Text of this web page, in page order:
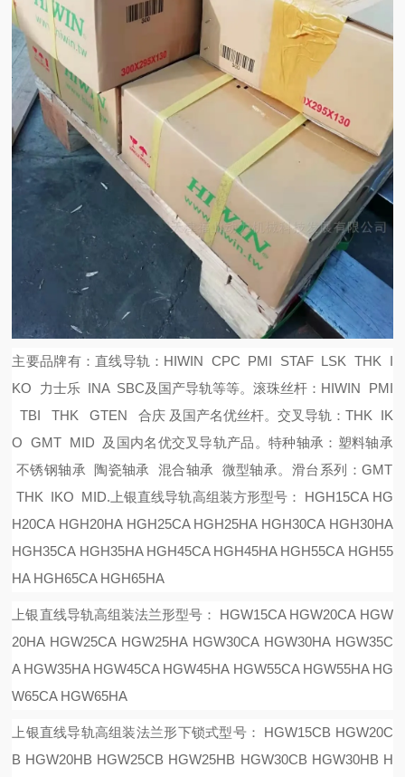
主要品牌有：直线导轨： HIWIN CPC PMI STAF LSK THK I
KO 力士乐 INA SBC及国产导轨等等。滚珠丝杆： HIWIN PMI
TBI THK GTEN 合庆 及国产名优丝杆。交叉导轨：THK IK
O GMT MID 及国内名优交叉导轨产品。特种轴承：塑料轴承
不锈钢轴承 陶瓷轴承 混合轴承 微型轴承。 滑台系列：GMT
THK IKO MID. 上银直线导轨高组装方形型号：
HGH15CA HG
H20CA HGH20HA HGH25CA HGH25HA HGH30CA HGH30HA
HGH35CA HGH35HA HGH45CA HGH45HA HGH55CA HGH55
HA HGH65CA HGH65HA
上银直线导轨高组装法兰形型号：
HGW15CA HGW20CA HGW
20HA HGW25CA HGW25HA HGW30CA HGW30HA HGW35C
A HGW35HA HGW45CA HGW45HA HGW55CA HGW55HA HG
W65CA HGW65HA
上银直线导轨高组装法兰形下锁式型号：
HGW15CB HGW20C
B HGW20HB HGW25CB HGW25HB HGW30CB HGW30HB H